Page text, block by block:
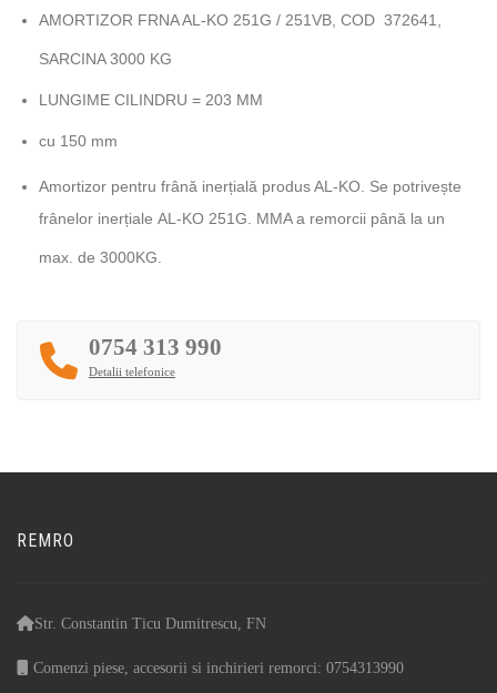
AMORTIZOR FRNA AL-KO 251G / 251VB, COD 372641,
SARCINA 3000 KG
LUNGIME CILINDRU = 203 MM
cu 150 mm
Amortizor pentru frână inerțială produs AL-KO. Se potrivește
frânelor inerțiale AL-KO 251G. MMA a remorcii până la un
max. de 3000KG.
0754 313 990
Detalii telefonice
REMRO
Str. Constantin Ticu Dumitrescu, FN
Comenzi piese, accesorii si inchirieri remorci: 0754313990